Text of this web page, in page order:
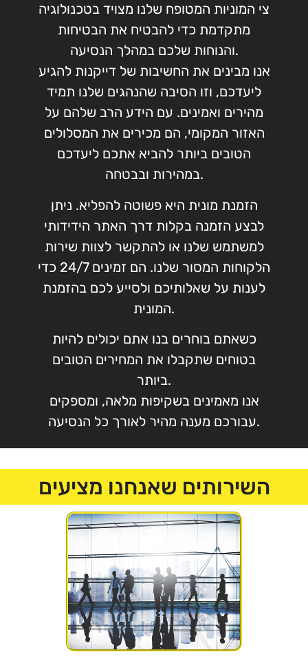
צי המוניות המטופח שלנו מצויד בטכנולוגיה
מתקדמת כדי להבטיח את הבטיחות
והנוחות שלכם במהלך הנסיעה.
אנו מבינים את החשיבות של דייקנות להגיע
ליעדכם, וזו הסיבה שהנהגים שלנו תמיד
מהירים ואמינים. עם הידע הרב שלהם על
האזור המקומי, הם מכירים את המסלולים
הטובים ביותר להביא אתכם ליעדכם
במהירות ובבטחה.
הזמנת מונית היא פשוטה להפליא. ניתן
לבצע הזמנה בקלות דרך האתר הידידותי
למשתמש שלנו או להתקשר לצוות שירות
הלקוחות המסור שלנו. הם זמינים 24/7 כדי
לענות על שאלותיכם ולסייע לכם בהזמנת
המונית.
כשאתם בוחרים בנו אתם יכולים להיות
בטוחים שתקבלו את המחירים הטובים
ביותר.
אנו מאמינים בשקיפות מלאה, ומספקים
עבורכם מענה מהיר לאורך כל הנסיעה.
השירותים שאנחנו מציעים